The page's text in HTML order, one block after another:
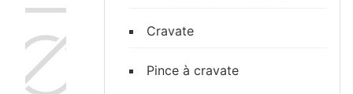
Cravate
Pince à cravate